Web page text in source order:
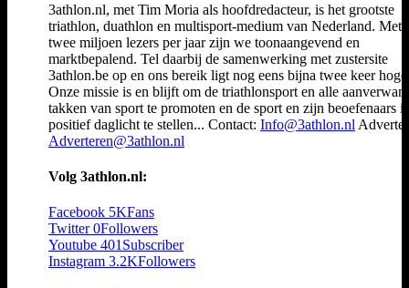
3athlon.nl, met Tim Moria als hoofdredacteur, is het grootste
triathlon, duathlon en multisport-medium van Nederland. Met
twee miljoen lezers per jaar zijn we toonaangevend en
marktbepalend. Tel daarbij de samenwerking met zustersite
3athlon.be op en ons bereik ligt nog eens bijna twee keer
Onze missie is en blijft om de triathlonsport en alle
takken van sport te promoten en de sport en zijn beoefenaars
positief daglicht te stellen... Contact: Info@3athlon.nl
Adverteren@3athlon.nl
Volg 3athlon.nl:
Facebook 5KFans
Twitter 0Followers
Youtube 401 Subscriber
Instagram 3.2KFollowers